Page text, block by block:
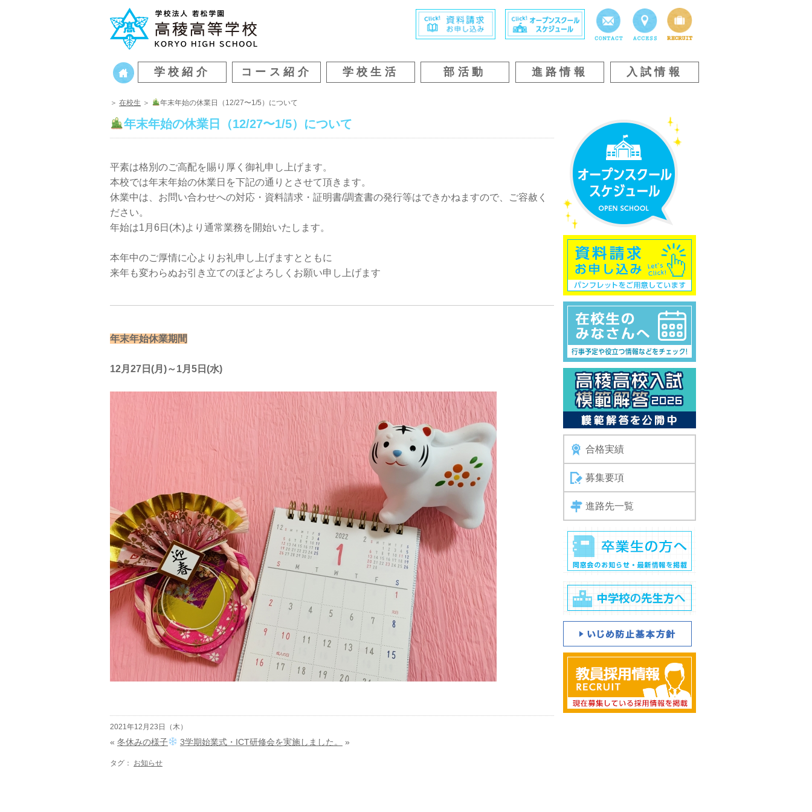
学校紹介 コース紹介 学校生活 部活動 進路情報 入試情報
＞ 在校生 ＞ 年末年始の休業日（12/27〜1/5）について
年末年始の休業日（12/27〜1/5）について
平素は格別のご高配を賜り厚く御礼申し上げます。
本校では年末年始の休業日を下記の通りとさせて頂きます。
休業中は、お問い合わせへの対応・資料請求・証明書/調査書の発行等はできかねますので、ご容赦く
ださい。
年始は1月6日(木)より通常業務を開始いたします。
本年中のご厚情に心よりお礼申し上げますとともに
来年も変わらぬお引き立てのほどよろしくお願い申し上げます
年末年始休業期間
12月27日(月)～1月5日(水)
2021年12月23日（木）
« 冬休みの様子 3学期始業式・ICT研修会を実施しました。 »
タグ： お知らせ
合格実績
募集要項
進路先一覧